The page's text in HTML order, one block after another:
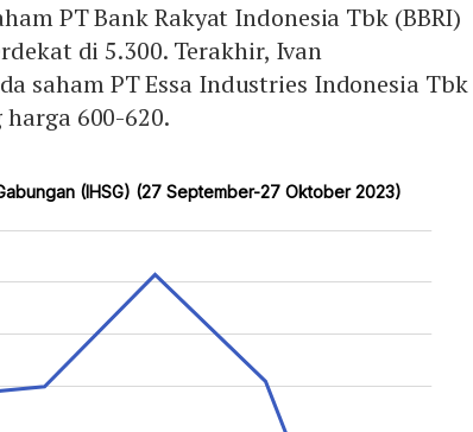
PT Bank Rakyat Indonesia Tbk (BBRI)
di 5.300. Terakhir, Ivan
saham PT Essa Industries Indonesia Tbk
harga 600-620.